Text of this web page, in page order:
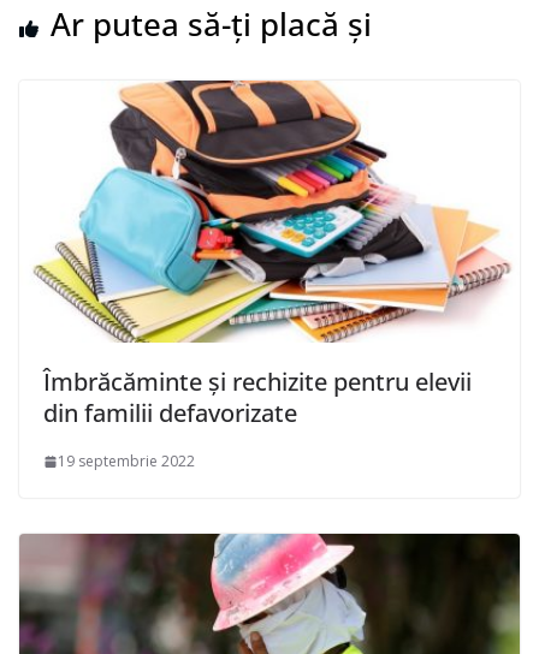
Ar putea să-ți placă și
Îmbrăcăminte şi rechizite pentru elevii
din familii defavorizate
19 septembrie 2022